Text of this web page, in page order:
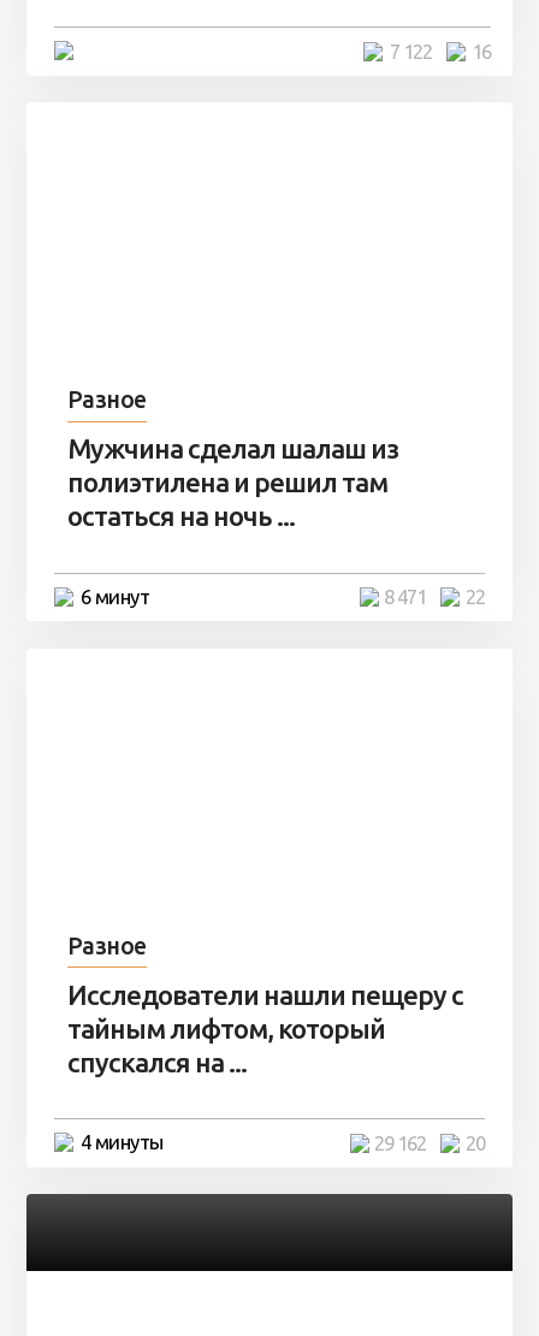
16
7 122
Разное
Мужчина сделал шалаш из
полиэтилена и решил там
остаться на ночь ...
6 минут 22
8 471
Разное
Исследователи нашли пещеру с
тайным лифтом, который
спускался на ...
4 минуты 20
29 162